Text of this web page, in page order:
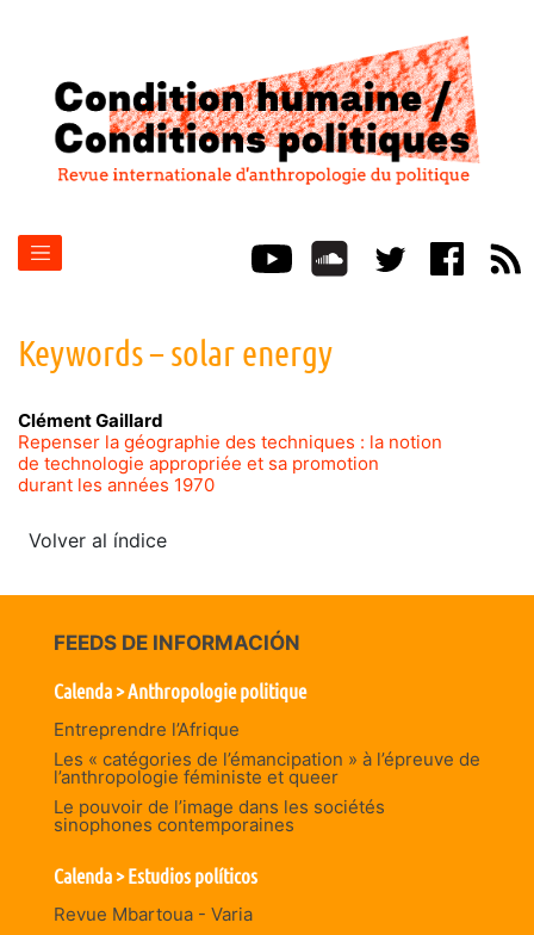
Keywords – solar energy
ClémentGaillard
Repenser la géographie des techniques : la notion
de technologie appropriée et sa promotion
durant les années 1970
Volver al índice
FEEDS DE INFORMACIÓN
Calenda > Anthropologie politique
Entreprendre l’Afrique
Les « catégories de l’émancipation » à l’épreuve de
l’anthropologie féministe et queer
Le pouvoir de l’image dans les sociétés
sinophones contemporaines
Calenda > Estudios políticos
Revue Mbartoua - Varia